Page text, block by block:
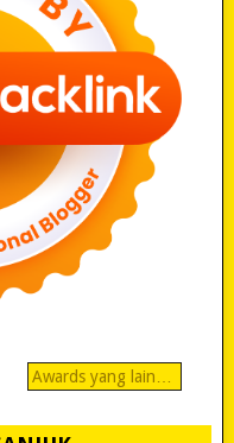
Awards yang lain…